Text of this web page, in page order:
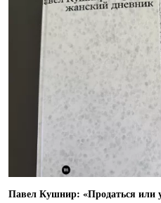
Павел Кушнир: «Продаться или